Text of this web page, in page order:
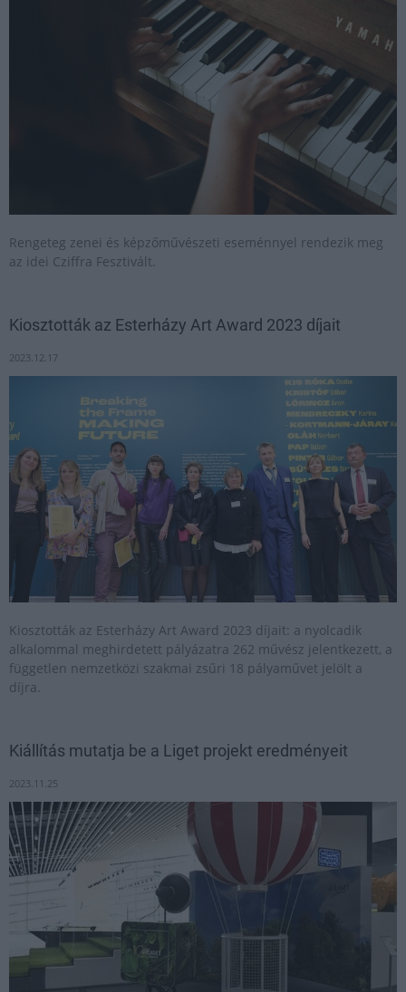
Rengeteg zenei és képzőművészeti eseménnyel rendezik meg
az idei Cziffra Fesztivált.
Kiosztották az Esterházy Art Award 2023 díjait
2023.12.17
Kiosztották az Esterházy Art Award 2023 díjait: a nyolcadik
alkalommal meghirdetett pályázatra 262 művész jelentkezett, a
független nemzetközi szakmai zsűri 18 pályaművet jelölt a
díjra.
Kiállítás mutatja be a Liget projekt eredményeit
2023.11.25